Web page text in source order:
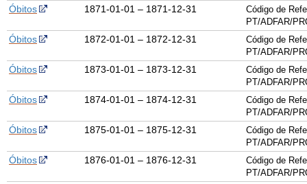
Óbitos 1871-01-01 – 1871-12-31
Código de
PT/ADFAR/
Óbitos 1872-01-01 – 1872-12-31
Código de
PT/ADFAR/
Óbitos 1873-01-01 – 1873-12-31
Código de
PT/ADFAR/
Óbitos 1874-01-01 – 1874-12-31
Código de
PT/ADFAR/
Óbitos 1875-01-01 – 1875-12-31
Código de
PT/ADFAR/
Óbitos 1876-01-01 – 1876-12-31
Código de
PT/ADFAR/